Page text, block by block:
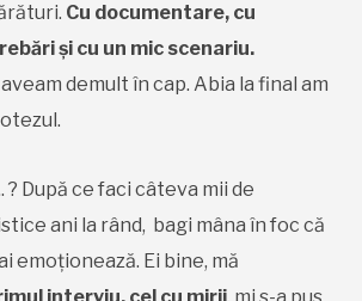
Cu documentare, cu
și cu un mic scenariu.
demult în cap. Abia la final am
? După ce faci câteva mii de
ani la rând, bagi mâna în foc că
emoționează. Ei bine, mă